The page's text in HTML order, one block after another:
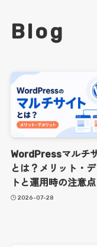
Blog
WordPressマルチ
とは？メリット・
トと運用時の注意点
2026-07-28